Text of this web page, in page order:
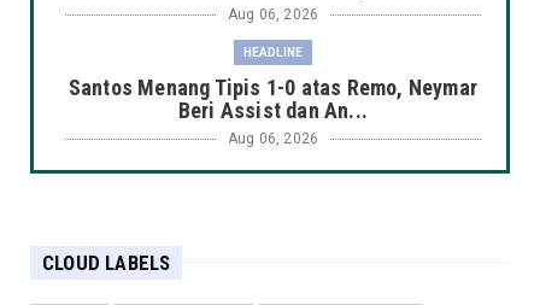
Aug 06, 2026
HEADLINE
Santos Menang Tipis 1-0 atas Remo, Neymar
Beri Assist dan An...
Aug 06, 2026
AMERIKA SERIKAT
CLOUD LABELS